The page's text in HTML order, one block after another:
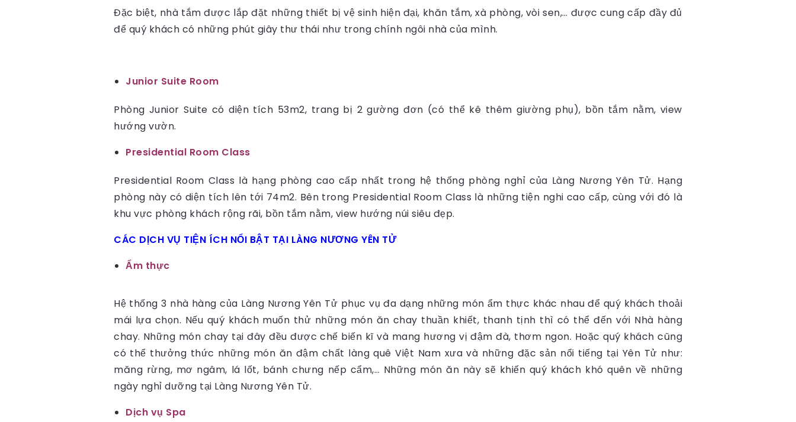
Đặc biệt, nhà tắm được lắp đặt những thiết bị vệ sinh hiện đại, khăn tắm, xà phòng, vòi sen,… được cung cấp đầy đủ
để quý khách có những phút giây thư thái như trong chính ngôi nhà của mình.
Junior Suite Room
Phòng Junior Suite có diện tích 53m2, trang bị 2 gường đơn (có thể kê thêm giường phụ), bồn tắm nằm, view
hướng vườn.
Presidential Room Class
Presidential Room Class là hạng phòng cao cấp nhất trong hệ thống phòng nghỉ của Làng Nương Yên Tử. Hạng
phòng này có diện tích lên tới 74m2. Bên trong Presidential Room Class là những tiện nghi cao cấp, cùng với đó là
khu vực phòng khách rộng rãi, bồn tắm nằm, view hướng núi siêu đẹp.
CÁC DỊCH VỤ TIỆN ÍCH NỔI BẬT TẠI LÀNG NƯƠNG YÊN TỬ
Ẩm thực
Hệ thống 3 nhà hàng của Làng Nương Yên Tử phục vụ đa dạng những món ẩm thực khác nhau để quý khách thoải
mái lựa chọn. Nếu quý khách muốn thử những món ăn chay thuần khiết, thanh tịnh thì có thể đến với Nhà hàng
chay. Những món chay tại đây đều được chế biến kĩ và mang hương vị đậm đà, thơm ngon. Hoặc quý khách cũng
có thể thưởng thức những món ăn đậm chất làng quê Việt Nam xưa và những đặc sản nổi tiếng tại Yên Tử như:
măng rừng, mơ ngâm, lá lốt, bánh chưng nếp cẩm,… Những món ăn này sẽ khiến quý khách khó quên về những
ngày nghỉ dưỡng tại Làng Nương Yên Tử.
Dịch vụ Spa